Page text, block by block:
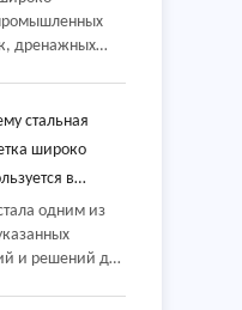
и
которых
дренажных
что она
прочность с
и
даже хорошо
панель
назначению,
неправильно,
стальная
широко
в
и
одним из
и решений для